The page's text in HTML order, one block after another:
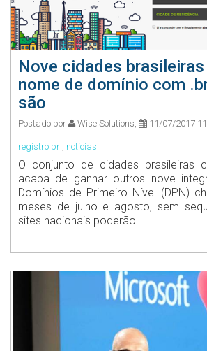
Nove cidades
nome de domínio com
são
Postado por Wise Solutions, 11/07/2017
registro br , notícias
O conjunto de cidades brasileiras
acaba de ganhar outros nove
Domínios de Primeiro Nível (DPN)
meses de julho e agosto, sem
sites nacionais poderão